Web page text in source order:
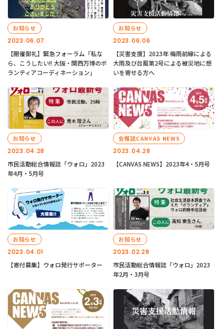
2023.06.07
お知らせ
【開催御礼】緊急フォーラム「私な
ら、こうしたい!! 大阪・関西万博のボ
ランティアコーディネーション」
2023.06.06
お知らせ
【災害支援】2023年 梅雨前線による
大雨及び台風第2号による被災地に想
いを寄せる方へ
2023.04.28
お知らせ
市民活動総合情報誌「ウォロ」2023
年4月・5月号
2023.04.28
会報誌CANVAS NEWS
【CANVAS NEWS】2023年4・5月号
2023.04.01
お知らせ
【寄付募集】ウォロ発行サポーター
2023.02.28
お知らせ
市民活動総合情報誌「ウォロ」2023
年2月・3月号